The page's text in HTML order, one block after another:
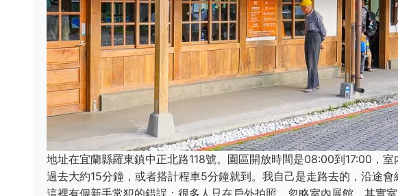
地址在宜蘭縣羅東鎮中正北路118號。園區開放時間是08:00到17:00，
過去大約15分鐘，或者搭計程車5分鐘就到。我自己是走路去的，沿途會